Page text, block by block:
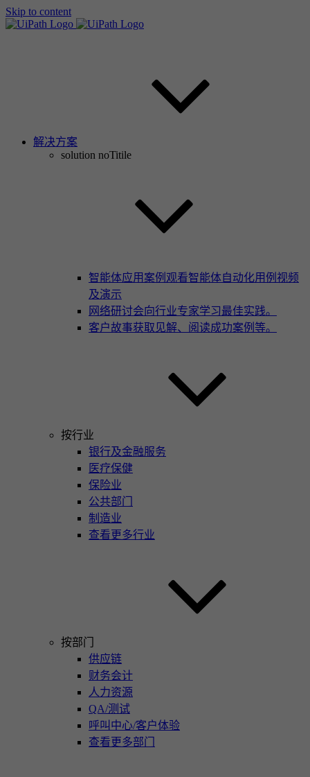
Skip to content
解决方案
solution noTitile
智能体应用案例 观看智能体自动化用例视频
及演示
网络研讨会向行业专家学习最佳实践。
客户故事获取见解、阅读成功案例等。
按行业
银行及金融服务
医疗保健
保险业
公共部门
制造业
查看更多行业
按部门
供应链
财务会计
人力资源
QA/测试
呼叫中心/客户体验
查看更多部门